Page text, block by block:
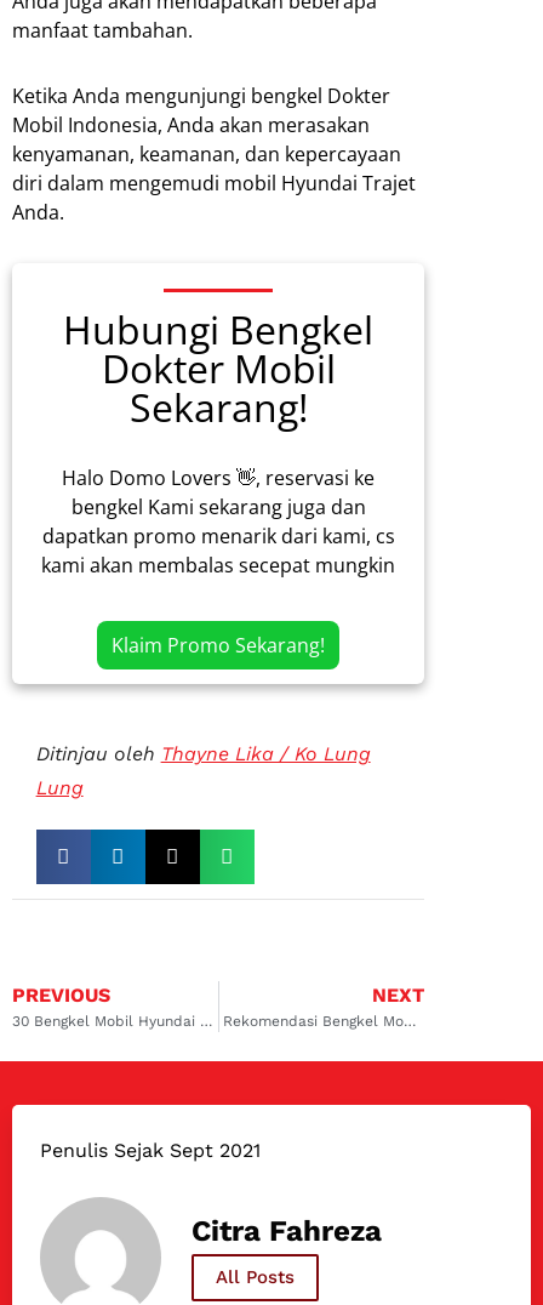
manfaat tambahan.
Ketika Anda mengunjungi bengkel Dokter
Mobil Indonesia, Anda akan merasakan
kenyamanan, keamanan, dan kepercayaan
diri dalam mengemudi mobil Hyundai Trajet
Anda.
Hubungi Bengkel
Dokter Mobil
Sekarang!
Halo Domo Lovers 👋, reservasi ke
bengkel Kami sekarang juga dan
dapatkan promo menarik dari kami, cs
kami akan membalas secepat mungkin
Klaim Promo Sekarang!
Ditinjau oleh Thayne Lika / Ko Lung
Lung
PREVIOUS
30 Bengkel Mobil Hyundai Tucson Terpercaya di Indonesia!
NEXT
Rekomendasi Bengkel Mobil Honda Serpong Berkualitas Internasional
Penulis Sejak Sept 2021
Citra Fahreza
All Posts